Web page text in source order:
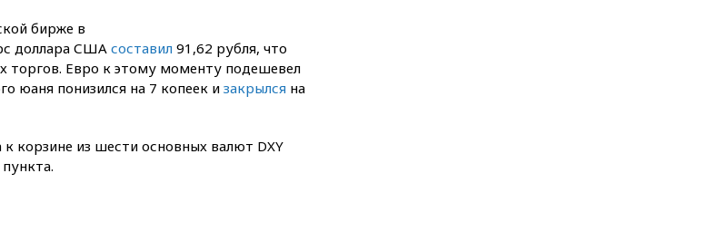
Российского
историка Артема Кирпиченка
арестовали в Израиле
разгромил «Оренбург» в
Кубке России
бирже в
доллара США составил 91,62 рубля, что
торгов. Евро к этому моменту подешевел
юаня понизился на 7 копеек изакрылся на
корзине из шести основных валют DXY